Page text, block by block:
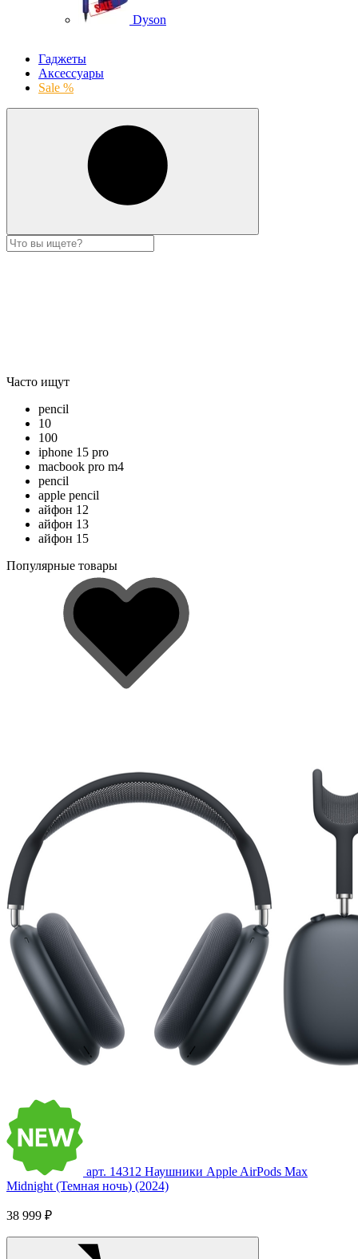
Dyson
Гаджеты
Аксессуары
Sale %
Часто ищут
pencil
10
100
iphone 15 pro
macbook pro m4
pencil
apple pencil
айфон 12
айфон 13
айфон 15
Популярные товары
арт. 14312 Наушники Apple AirPods Max
Midnight (Темная ночь) (2024)
38 999 ₽